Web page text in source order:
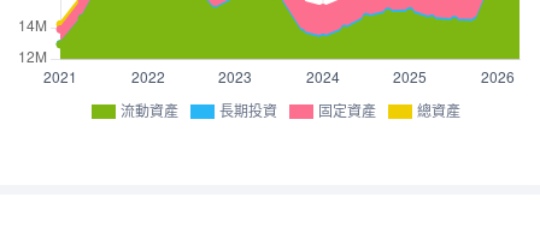
流動資產 長期投資 固定資產 總資產